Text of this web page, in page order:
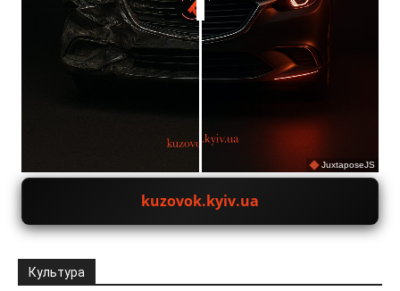
JuxtaposeJS
kuzovok.kyiv.ua
Культура